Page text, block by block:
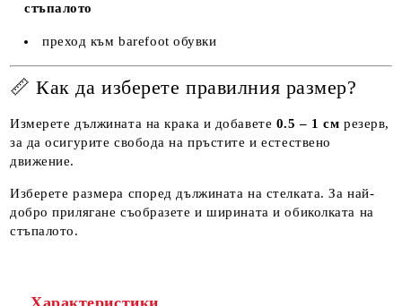
стъпалото
преход към barefoot обувки
📏 Как да изберете правилния размер?
Измерете дължината на крака и добавете 0.5 – 1 см резерв,
за да осигурите свобода на пръстите и естествено
движение.
Изберете размера според дължината на стелката. За най-
добро прилягане съобразете и ширината и обиколката на
стъпалото.
Характеристики